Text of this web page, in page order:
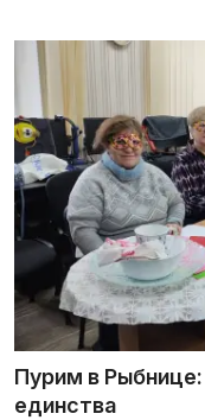
Пурим в
единства